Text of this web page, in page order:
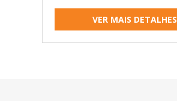
VER MAIS DETALHES